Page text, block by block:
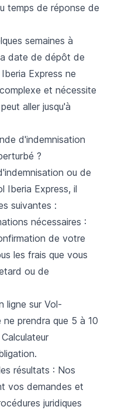
temps de réponse de
semaines à
date de dépôt de
Express ne
et nécessite
aller jusqu'à
d'indemnisation
?
ou de
Iberia Express, il
suivantes :
nécessaires :
de votre
les frais que vous
ou de
ligne sur Vol-
prendra que 5 à 10
résultats : Nos
vos demandes et
juridiques